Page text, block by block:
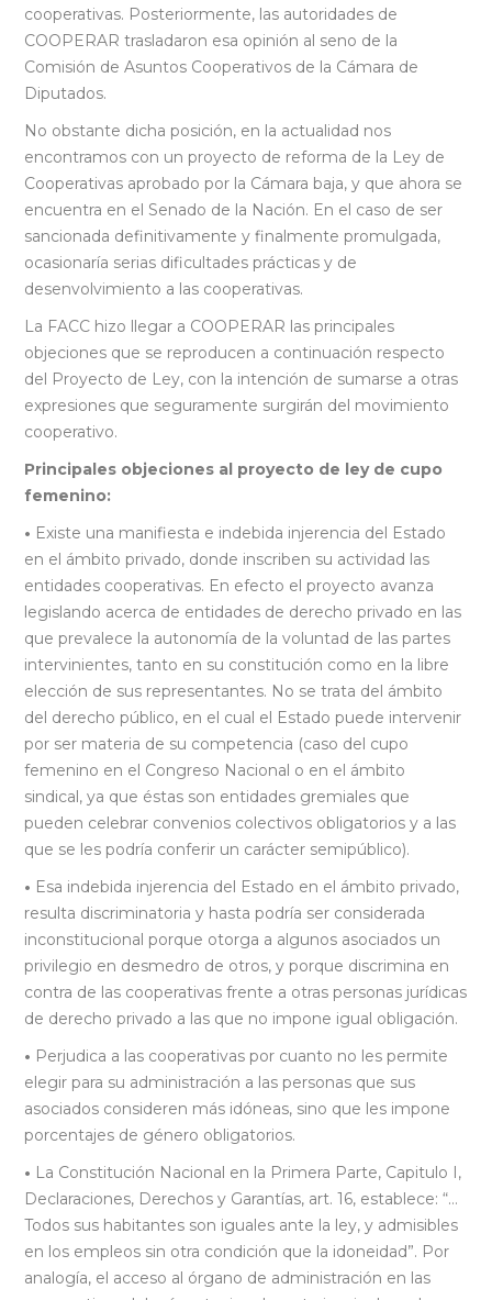
cooperativas. Posteriormente, las autoridades de
COOPERAR trasladaron esa opinión al seno de la
Comisión de Asuntos Cooperativos de la Cámara de
Diputados.
No obstante dicha posición, en la actualidad nos
encontramos con un proyecto de reforma de la Ley de
Cooperativas aprobado por la Cámara baja, y que ahora se
encuentra en el Senado de la Nación. En el caso de ser
sancionada definitivamente y finalmente promulgada,
ocasionaría serias dificultades prácticas y de
desenvolvimiento a las cooperativas.
La FACC hizo llegar a COOPERAR las principales
objeciones que se reproducen a continuación respecto
del Proyecto de Ley, con la intención de sumarse a otras
expresiones que seguramente surgirán del movimiento
cooperativo.
Principales objeciones al proyecto de ley de cupo
femenino:
• Existe una manifiesta e indebida injerencia del Estado
en el ámbito privado, donde inscriben su actividad las
entidades cooperativas. En efecto el proyecto avanza
legislando acerca de entidades de derecho privado en las
que prevalece la autonomía de la voluntad de las partes
intervinientes, tanto en su constitución como en la libre
elección de sus representantes. No se trata del ámbito
del derecho público, en el cual el Estado puede intervenir
por ser materia de su competencia (caso del cupo
femenino en el Congreso Nacional o en el ámbito
sindical, ya que éstas son entidades gremiales que
pueden celebrar convenios colectivos obligatorios y a las
que se les podría conferir un carácter semipúblico).
• Esa indebida injerencia del Estado en el ámbito privado,
resulta discriminatoria y hasta podría ser considerada
inconstitucional porque otorga a algunos asociados un
privilegio en desmedro de otros, y porque discrimina en
contra de las cooperativas frente a otras personas jurídicas
de derecho privado a las que no impone igual obligación.
• Perjudica a las cooperativas por cuanto no les permite
elegir para su administración a las personas que sus
asociados consideren más idóneas, sino que les impone
porcentajes de género obligatorios.
• La Constitución Nacional en la Primera Parte, Capitulo I,
Declaraciones, Derechos y Garantías, art. 16, establece: “…
Todos sus habitantes son iguales ante la ley, y admisibles
en los empleos sin otra condición que la idoneidad”. Por
analogía, el acceso al órgano de administración en las